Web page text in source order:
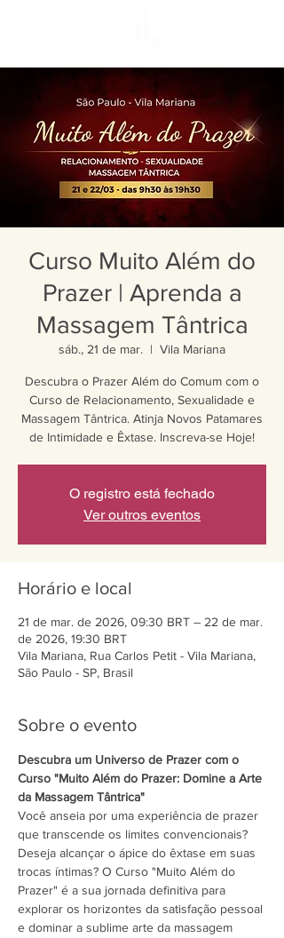
Curso Muito Além do
Prazer | Aprenda a
Massagem Tântrica
sáb., 21 de mar.
  |
Vila Mariana
Descubra o Prazer Além do Comum com o
Curso de Relacionamento, Sexualidade e
Massagem Tântrica. Atinja Novos Patamares
de Intimidade e Êxtase. Inscreva-se Hoje!
O registro está fechado
Ver outros eventos
Horário e local
21 de mar. de 2026, 09:30 BRT – 22 de mar.
de 2026, 19:30 BRT
Vila Mariana, Rua Carlos Petit - Vila Mariana,
São Paulo - SP, Brasil
Sobre o evento
Descubra um Universo de Prazer com o
Curso "Muito Além do Prazer: Domine a Arte
da Massagem Tântrica"
Você anseia por uma experiência de prazer
que transcende os limites convencionais?
Deseja alcançar o ápice do êxtase em suas
trocas íntimas? O Curso "Muito Além do
Prazer" é a sua jornada definitiva para
explorar os horizontes da satisfação pessoal
e dominar a sublime arte da massagem